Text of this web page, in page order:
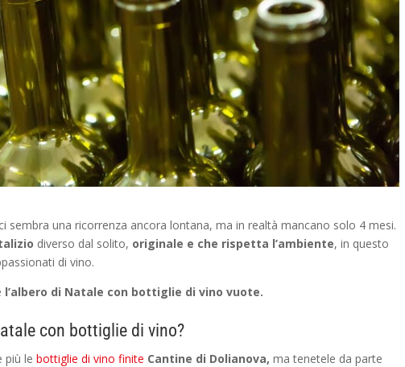
sembra una ricorrenza ancora lontana, ma in realtà mancano solo 4 mesi.
diverso dal solito, originale e che rispetta l’ambiente, in questo
di vino.
l’albero di Natale con bottiglie di vino vuote.
con bottiglie di vino?
più lebottiglie di vino finite Cantine di Dolianova, ma tenetele da parte